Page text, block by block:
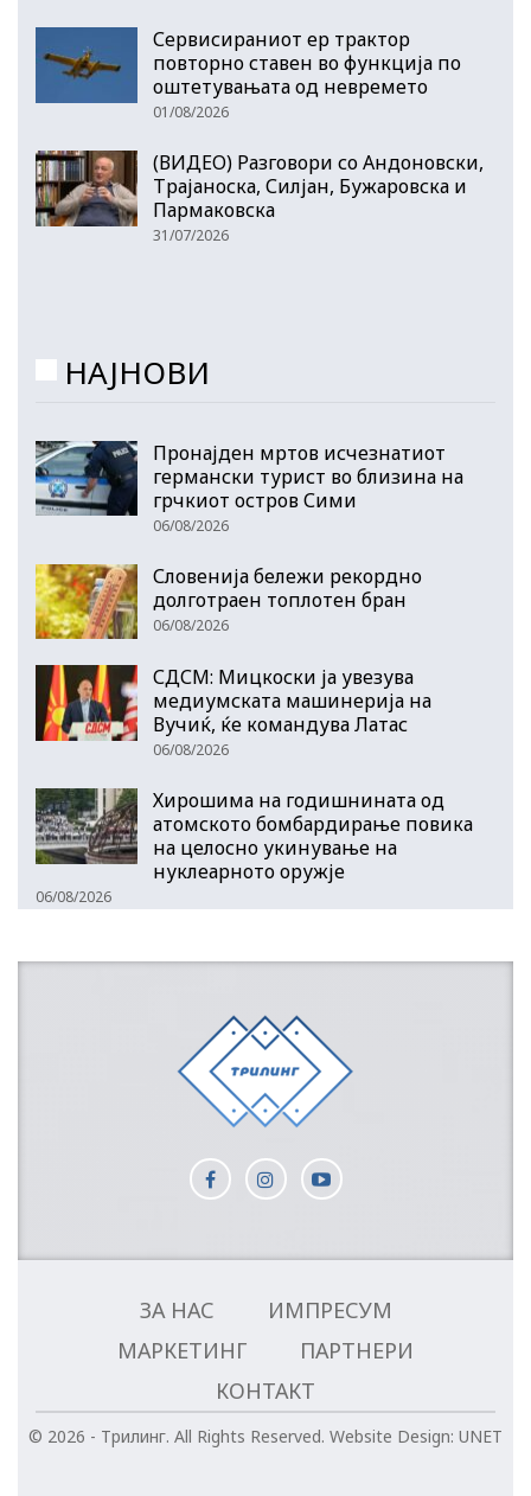
Сервисираниот ер трактор
повторно ставен во функција по
оштетувањата од невремето
01/08/2026
(ВИДЕО) Разговори со Андоновски,
Трајаноска, Силјан, Бужаровска и
Пармаковска
31/07/2026
НАЈНОВИ
Пронајден мртов исчезнатиот
германски турист во близина на
грчкиот остров Сими
06/08/2026
Словенија бележи рекордно
долготраен топлотен бран
06/08/2026
СДСМ: Мицкоски ја увезува
медиумската машинерија на
Вучиќ, ќе командува Латас
06/08/2026
Хирошима на годишнината од
атомското бомбардирање повика
на целосно укинување на
нуклеарното оружје
06/08/2026
ЗА НАС
ИМПРЕСУМ
МАРКЕТИНГ
ПАРТНЕРИ
КОНТАКТ
© 2026 - Трилинг. All Rights Reserved. Website Design: UNET